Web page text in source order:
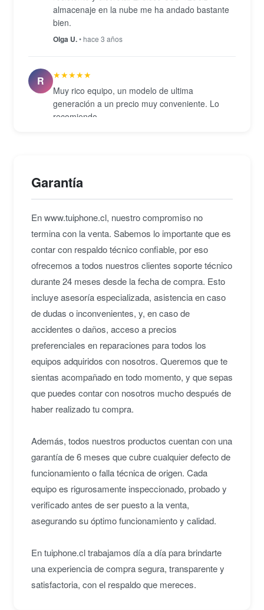
almacenaje en la nube me ha andado bastante
bien.
Olga U.• hace 3 años
R
★★★★★
Muy rico equipo, un modelo de ultima
generación a un precio muy conveniente. Lo
recomiendo.
Garantía
En www.tuiphone.cl, nuestro compromiso no
termina con la venta. Sabemos lo importante que es
contar con respaldo técnico confiable, por eso
ofrecemos a todos nuestros clientes soporte técnico
durante 24 meses desde la fecha de compra. Esto
incluye asesoría especializada, asistencia en caso
de dudas o inconvenientes, y, en caso de
accidentes o daños, acceso a precios
preferenciales en reparaciones para todos los
equipos adquiridos con nosotros. Queremos que te
sientas acompañado en todo momento, y que sepas
que puedes contar con nosotros mucho después de
haber realizado tu compra.
Además, todos nuestros productos cuentan con una
garantía de 6 meses que cubre cualquier defecto de
funcionamiento o falla técnica de origen. Cada
equipo es rigurosamente inspeccionado, probado y
verificado antes de ser puesto a la venta,
asegurando su óptimo funcionamiento y calidad.
En tuiphone.cl trabajamos día a día para brindarte
una experiencia de compra segura, transparente y
satisfactoria, con el respaldo que mereces.